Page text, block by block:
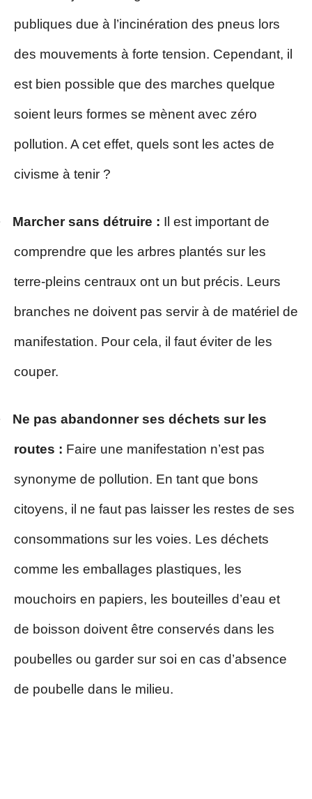
publiques due à l’incinération des pneus lors
des mouvements à forte tension. Cependant, il
est bien possible que des marches quelque
soient leurs formes se mènent avec zéro
pollution. A cet effet, quels sont les actes de
civisme à tenir ?
Marcher sans détruire : Il est important de
comprendre que les arbres plantés sur les
terre-pleins centraux ont un but précis. Leurs
branches ne doivent pas servir à de matériel de
manifestation. Pour cela, il faut éviter de les
couper.
Ne pas abandonner ses déchets sur les
routes : Faire une manifestation n’est pas
synonyme de pollution. En tant que bons
citoyens, il ne faut pas laisser les restes de ses
consommations sur les voies. Les déchets
comme les emballages plastiques, les
mouchoirs en papiers, les bouteilles d’eau et
de boisson doivent être conservés dans les
poubelles ou garder sur soi en cas d’absence
de poubelle dans le milieu.